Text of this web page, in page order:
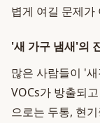
볍게 여길 문제가
'새 가구 냄새'의
많은 사람들이 '
VOCs가 방출되
으로는 두통, 현